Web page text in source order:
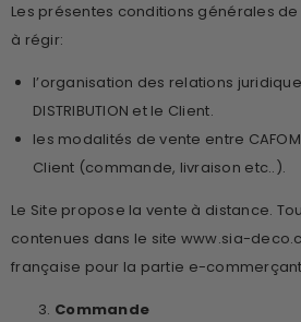
Les présentes conditions générales
à régir:
l’organisation des relations
DISTRIBUTION et le Client.
les modalités de vente entre CAFOM
Client (commande, livraison etc..).
Le Site propose la vente à distance.
contenues dans le site www.sia-
française pour la partie e-
Commande